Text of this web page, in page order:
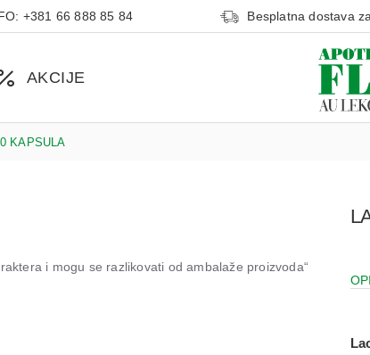
+381 66 888 85 84 Besplatna dostava
AKCIJE
KAPSULA
i mogu se razlikovati od ambalaže proizvoda“